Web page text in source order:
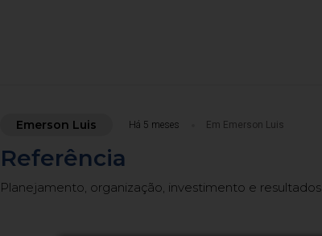
Emerson Luis Há 5 meses Em Emerson Luis
Referência
Planejamento, organização, investimento e resultados